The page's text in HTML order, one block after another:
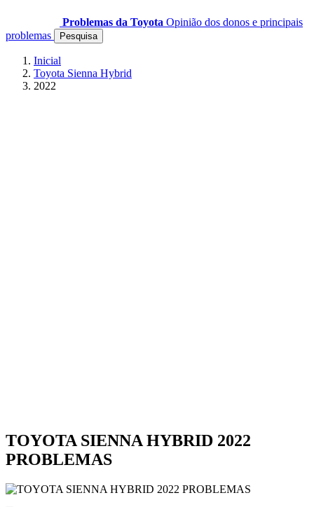
Problemas da Toyota Opinião dos donos e principais
problemas
Pesquisa
Inicial
Toyota Sienna Hybrid
2022
TOYOTA SIENNA HYBRID 2022
PROBLEMAS